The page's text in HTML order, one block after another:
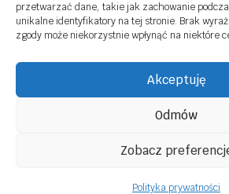
przetwarzać dane, takie jak zachowanie
unikalne identyfikatory na tej stronie. Brak
zgody może niekorzystnie wpłynąć na niektóre
Akceptuję
Odmów
Zobacz
Polityka prywatności
Obowiązek
Polityka prywatności
Regulamin sklepu
© 2026 Prima Optyk